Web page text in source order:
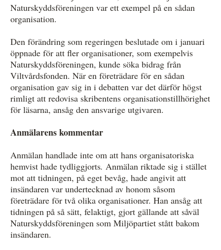
Naturskyddsföreningen var ett exempel på en sådan
organisation.
Den förändring som regeringen beslutade om i januari
öppnade för att fler organisationer, som exempelvis
Naturskyddsföreningen, kunde söka bidrag från
Viltvårdsfonden. När en företrädare för en sådan
organisation gav sig in i debatten var det därför högst
rimligt att redovisa skribentens organisationstillhörighet
för läsarna, ansåg den ansvarige utgivaren.
Anmälarens kommentar
Anmälan handlade inte om att hans organisatoriska
hemvist hade tydliggjorts. Anmälan riktade sig i stället
mot att tidningen, på eget bevåg, hade angivit att
insändaren var undertecknad av honom såsom
företrädare för två olika organisationer. Han ansåg att
tidningen på så sätt, felaktigt, gjort gällande att såväl
Naturskyddsföreningen som Miljöpartiet stått bakom
insändaren.